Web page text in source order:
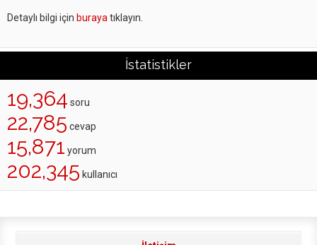
Detaylı bilgi için buraya tıklayın.
İstatistikler
19,364 soru
22,785 cevap
15,871 yorum
202,345 kullanıcı